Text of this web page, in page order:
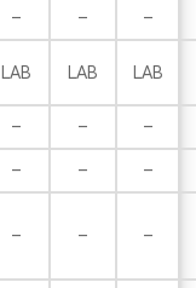
– – –
LAB LAB LAB
– – –
– – –
– – –